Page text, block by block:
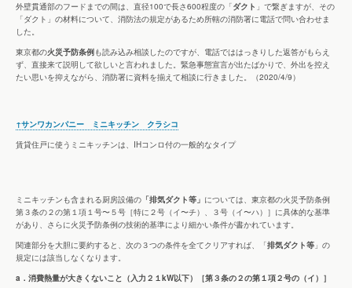
外壁貫通部のフードまでの間は、直径100で長さ600程度の「ダクト 」で繋ぎますが、その
「ダクト」の材料について、消防法の規定があるため所轄の消防署に電話で問い合わせま
した。
東京都の火災予防条例も読み込み相談したのですが、電話でははっきりした返答がもらえ
ず、直接来て説明して欲しいと言われました。緊急事態宣言が出たばかりで、外出を控え
たい思いを抑えながら、消防署に資料を揃えて相談に行きました。（2020/4/9）
↑サンワカンパニー ミニキッチン クラシコ
賃貸住戸に使うミニキッチンは、IHコンロ付の一般的なタイプ
ミニキッチンも含まれる厨房設備の 「排気ダクト等」 については、東京都の火災予防条例
第３条の２の第１項１号〜５号［特に２号（イ〜チ）、３号（イ〜ハ）］に具体的な基準
があり、さらに火災予防条例の技術的基準により細かい条件が書かれています。
関連部分を大胆に要約すると、次の３つの条件を全てクリアすれば、「排気ダクト等 」の
規定には該当しなくなります。
a．消費熱量が大きくないこと（入力２１kW以下）［第３条の２の第１項２号の（イ）］​